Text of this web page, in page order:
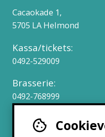
Cacaokade 1,
5705 LA Helmond
Kassa/tickets:
0492-529009
Brasserie:
0492-768999
Werken bij